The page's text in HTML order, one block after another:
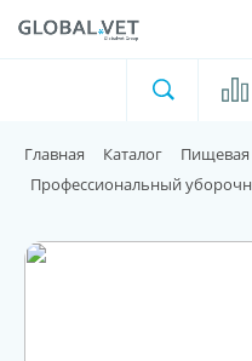
Для пищевой
Домашние
Главная Каталог
Пищевая
Профессиональный